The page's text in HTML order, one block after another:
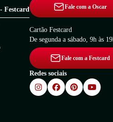
Festcard
Fale com a Oscar
Cartão Festcard
De segunda a sábado, 9h às
Fale com a Festcard
Redes sociais